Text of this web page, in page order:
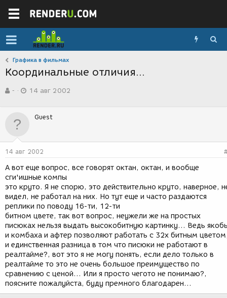
Графика в фильмах
Координальные отличия...
в
р
м
-
а
д
н
и
я
14 авг 2002
Guest
14 авг 2002
А вот еще вопрос, все говорят октан, октан, и вообще
сги'ишные компы
это круто. Я не спорю, это действительно круто, наверное,
видел, не работал на них. Но тут еще и часто раздаются
реплики по поводу 16-ти, 12-ти
битном цвете, так вот вопрос, неужели же на простых
писюках нельзя выдать высокобитную картинку... Ведь
и комбаха и афтер позволяют работать с 32х битным
и единственная разница в том что писюки не работают в
реалтайме?, вот это я не могу понять, если дело только в
реалтайме то это не очень большое преимущество по
сравнению с ценой... Или я просто чегото не понимаю?,
поясните пожалуйста, буду премного благодарен...